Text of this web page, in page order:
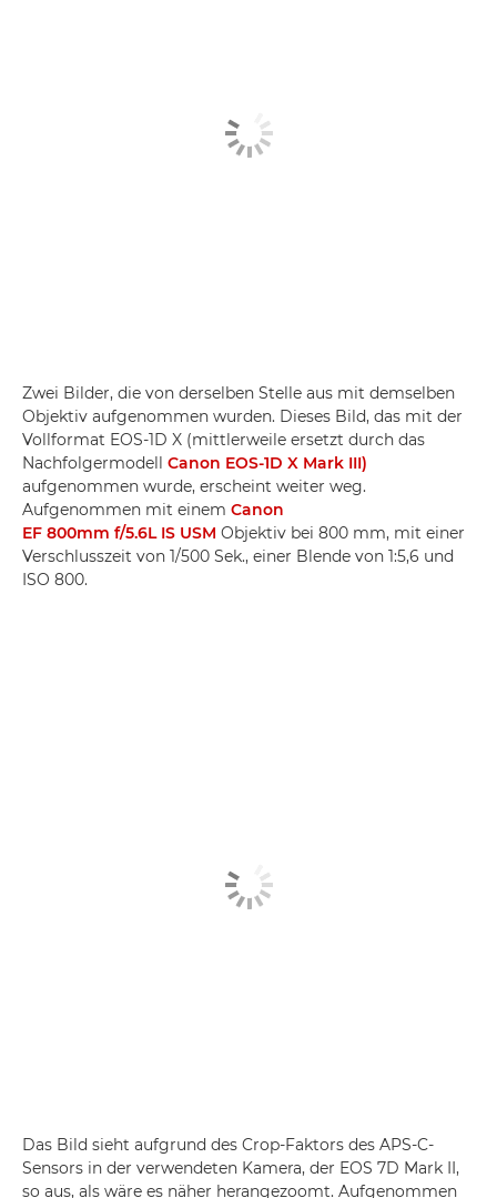
Zwei Bilder, die von derselben Stelle aus mit demselben
Objektiv aufgenommen wurden. Dieses Bild, das mit der
Vollformat EOS-1D X (mittlerweile ersetzt durch das
Nachfolgermodell Canon EOS-1D X Mark III)
aufgenommen wurde, erscheint weiter weg.
Aufgenommen mit einem Canon
EF 800mm f/5.6L IS USM Objektiv bei 800 mm, mit einer
Verschlusszeit von 1/500 Sek., einer Blende von 1:5,6 und
ISO 800.
Das Bild sieht aufgrund des Crop-Faktors des APS-C-
Sensors in der verwendeten Kamera, der EOS 7D Mark II,
so aus, als wäre es näher herangezoomt. Aufgenommen